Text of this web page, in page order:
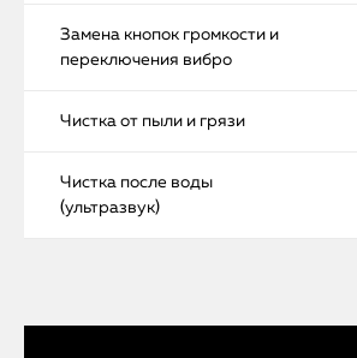
Замена кнопок громкости и
переключения вибро
Чистка от пыли и грязи
Чистка после воды
(ультразвук)